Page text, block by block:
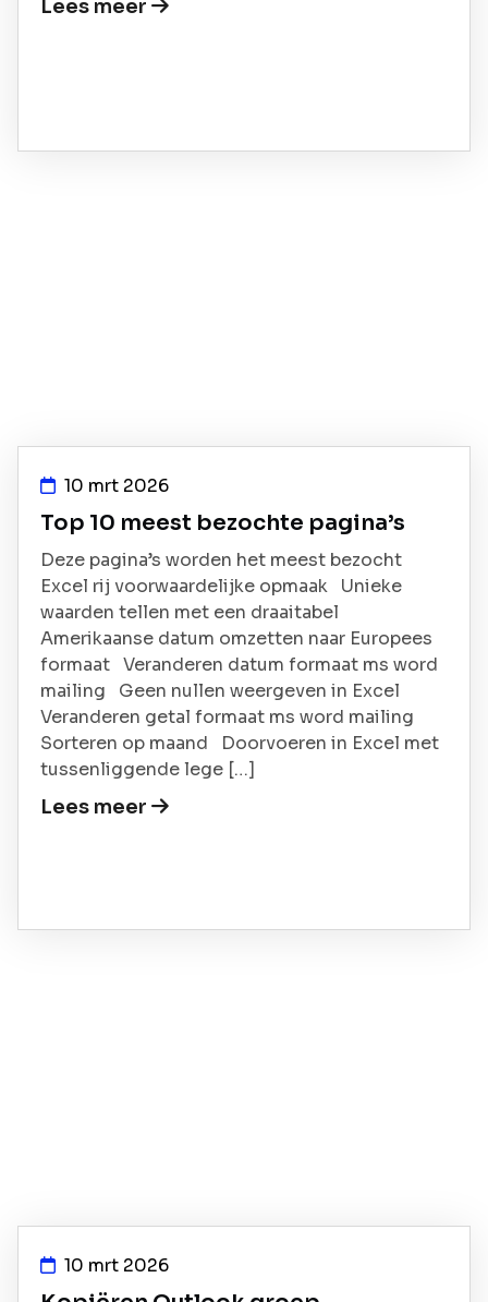
Lees meer
10 mrt 2026
Top 10 meest bezochte pagina’s
Deze pagina’s worden het meest bezocht
Excel rij voorwaardelijke opmaak Unieke
waarden tellen met een draaitabel
Amerikaanse datum omzetten naar Europees
formaat Veranderen datum formaat ms word
mailing Geen nullen weergeven in Excel
Veranderen getal formaat ms word mailing
Sorteren op maand Doorvoeren in Excel met
tussenliggende lege […]
Lees meer
10 mrt 2026